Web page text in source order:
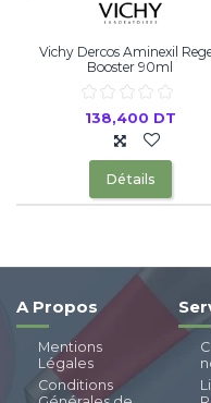
Vichy Dercos Aminexil
Booster 90ml
138,400 DT
Détails
A Propos
Mentions
Légales
Conditions